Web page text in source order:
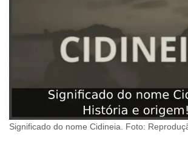
Significado do nome Cidineia. Foto: